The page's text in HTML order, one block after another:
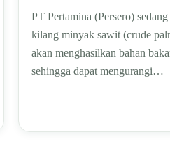
PT Pertamina (Persero)
kilang minyak sawit (crude‎
akan menghasilkan bahan
sehingga dapat mengurangi…